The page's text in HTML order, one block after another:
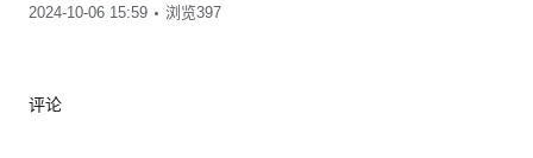
2024-10-06 15:59 浏览397
评论